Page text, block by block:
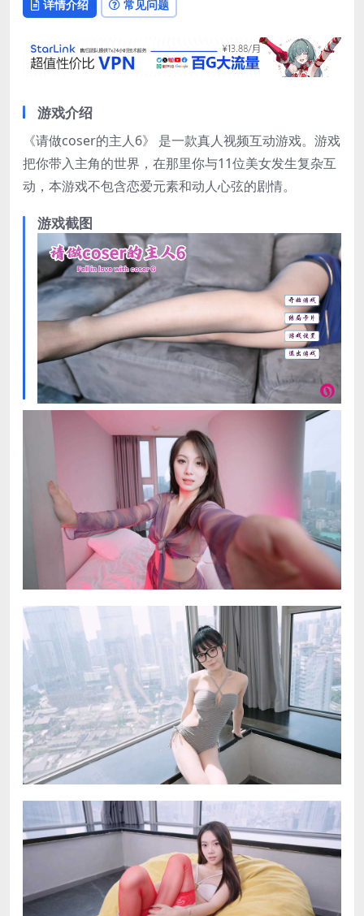
详情介绍 常见问题
游戏介绍
《请做coser的主人6》 是一款真人视频互动游戏。游戏
把你带入主角的世界，在那里你与11位美女发生复杂互
动，本游戏不包含恋爱元素和动人心弦的剧情。
游戏截图